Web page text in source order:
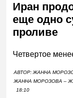
Иран
еще одно
проливе
Четвертое
АВТОР:ЖАННА
ЖАННА МОРОЗОВА –
18:10